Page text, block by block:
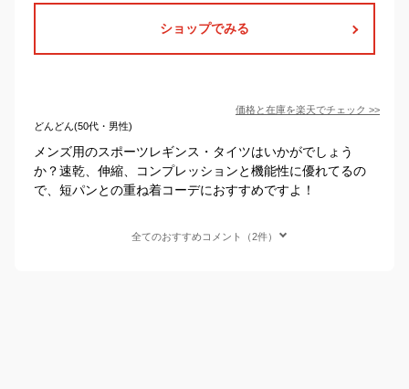
ショップでみる
価格と在庫を楽天でチェック >>
どんどん(50代・男性)
メンズ用のスポーツレギンス・タイツはいかがでしょう
か？速乾、伸縮、コンプレッションと機能性に優れてるの
で、短パンとの重ね着コーデにおすすめですよ！
全てのおすすめコメント（2件）